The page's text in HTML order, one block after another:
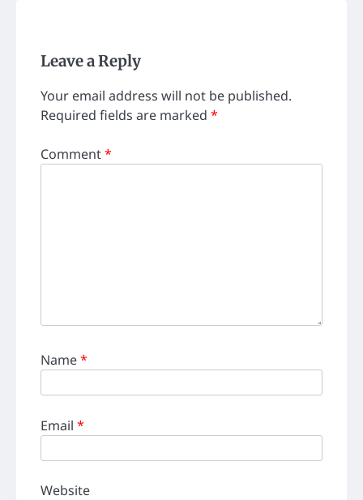
Leave a Reply
Your email address will not be published.
Required fields are marked *
Comment*
Name*
Email *
Website